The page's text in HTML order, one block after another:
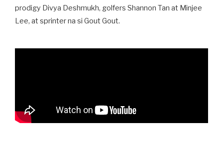
prodigy Divya Deshmukh, golfers Shannon Tan at Minjee
Lee, at sprinter na si Gout Gout.